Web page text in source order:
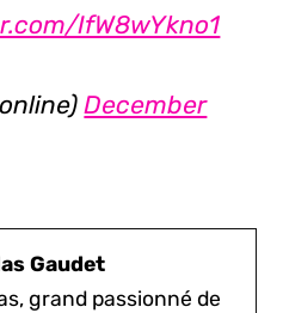
IfW8wYkno1
December
Gaudet
grand passionné de